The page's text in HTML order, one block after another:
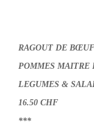
RAGOUT DE
POMMES MAITRE
LEGUMES &
16.50 CHF
***